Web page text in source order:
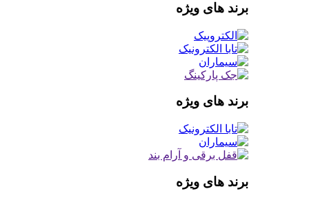
برند های ویژه
برند های ویژه
برند های ویژه